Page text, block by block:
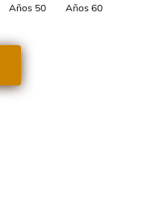
Años 50
Años 60